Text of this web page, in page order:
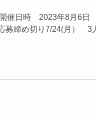
催日時 2023年8月6日
募締め切り7/24(月） 3